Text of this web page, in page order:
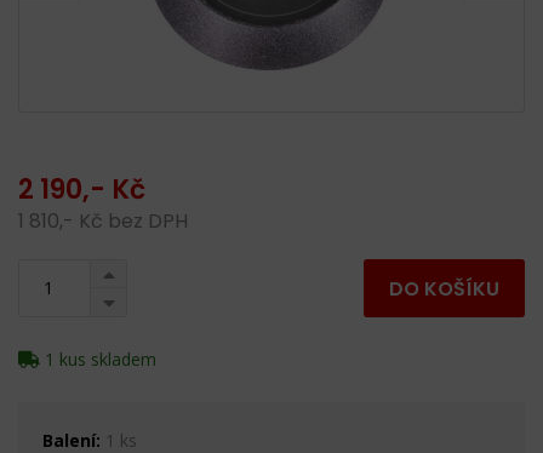
2 190,- Kč
1 810,- Kč bez DPH
DO KOŠÍKU
1 kus skladem
Balení: 1 ks